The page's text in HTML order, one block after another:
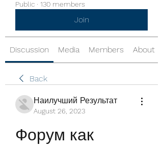
Public · 130 members
Join
Discussion Media Members About
Back
Наилучший Результат
August 26, 2023
Форум как